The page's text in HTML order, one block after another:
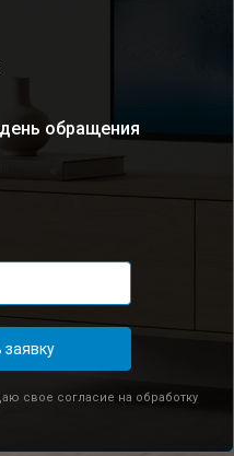
обращения
заявку
свое согласие на обработку